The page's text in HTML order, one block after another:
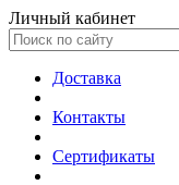
Личный кабинет
Доставка
Контакты
Сертификаты